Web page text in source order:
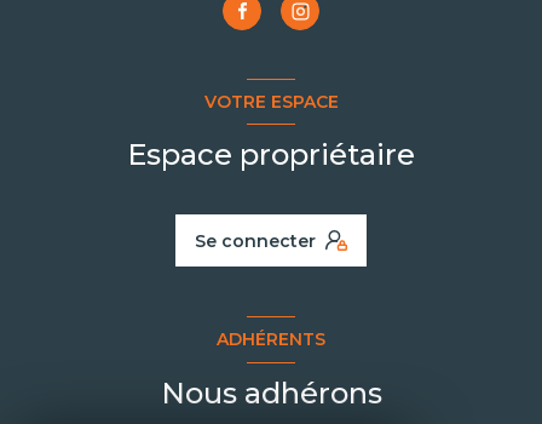
VOTRE ESPACE
Espace propriétaire
Se connecter
ADHÉRENTS
Nous adhérons